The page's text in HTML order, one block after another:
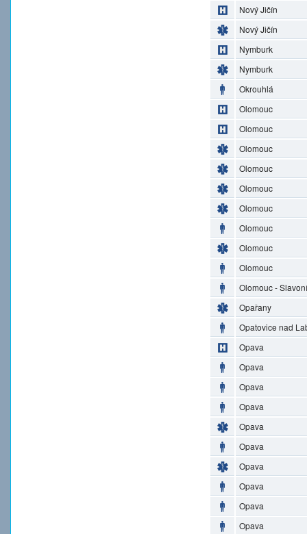
Nový Jičín
Nový Jičín
Nymburk
Nymburk
Okrouhlá
Olomouc
Olomouc
Olomouc
Olomouc
Olomouc
Olomouc
Olomouc
Olomouc
Olomouc
Olomouc -
Opařany
Opatovice nad
Opava
Opava
Opava
Opava
Opava
Opava
Opava
Opava
Opava
Opava